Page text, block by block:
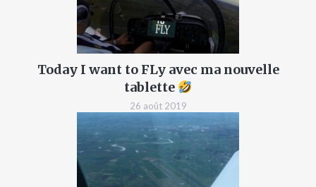
Today I want to FLy avec ma nouvelle
tablette
26 août 2019